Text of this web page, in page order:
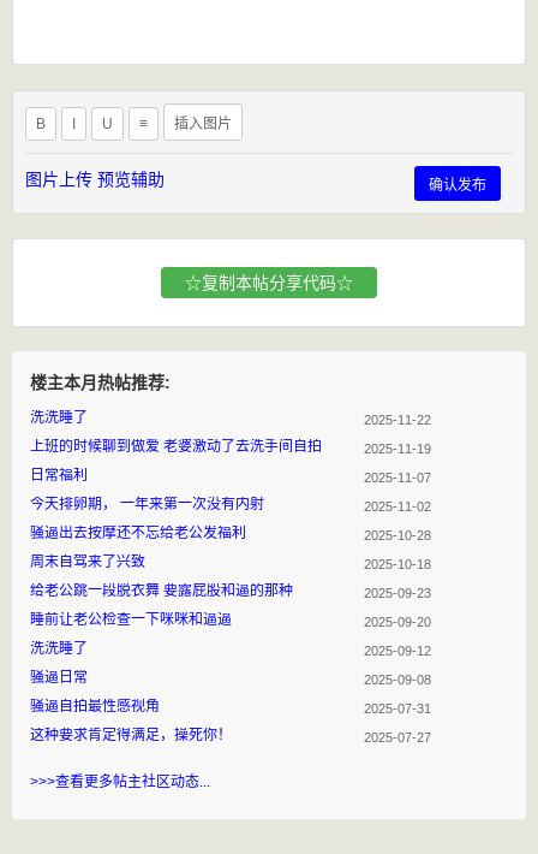
B U ≡ 插入图片
图片上传 预览辅助 确认发布
☆复制本帖分享代码☆
楼主本月热帖推荐:
洗洗睡了 2025-11-22
上班的时候聊到做爱 老婆激动了去洗手间自拍 2025-11-19
日常福利 2025-11-07
今天排卵期， 一年来第一次没有内射 2025-11-02
骚逼出去按摩还不忘给老公发福利 2025-10-28
周末自驾来了兴致 2025-10-18
给老公跳一段脱衣舞 要露屁股和逼的那种 2025-09-23
睡前让老公检查一下咪咪和逼逼 2025-09-20
洗洗睡了 2025-09-12
骚逼日常 2025-09-08
骚逼自拍最性感视角 2025-07-31
这种要求肯定得满足，操死你！ 2025-07-27
>>>查看更多帖主社区动态...